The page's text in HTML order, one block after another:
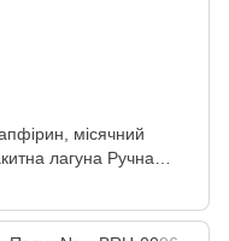
місячний
лагуна Ручна